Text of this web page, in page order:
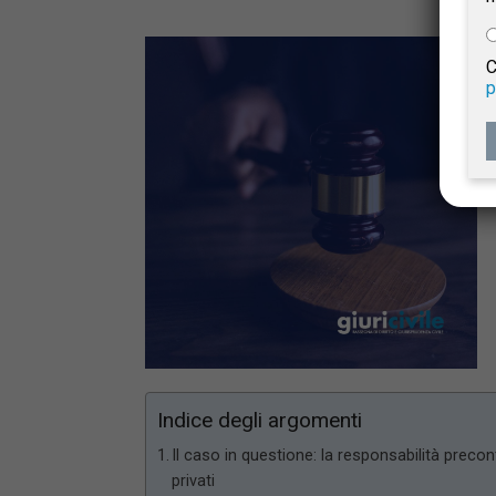
Indice degli argomenti
Il caso in questione: la responsabilità
privati